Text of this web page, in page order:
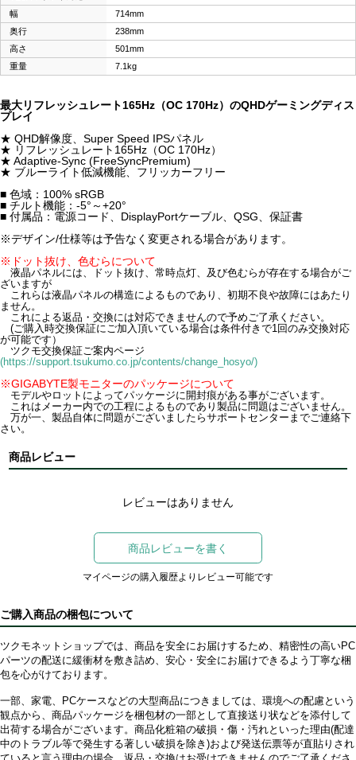
幅
714mm
奥行
238mm
高さ
501mm
重量
7.1kg
最大リフレッシュレート165Hz（OC 170Hz）のQHDゲーミングディス
プレイ
★ QHD解像度、Super Speed IPSパネル
★ リフレッシュレート165Hz（OC 170Hz）
★ Adaptive-Sync (FreeSyncPremium)
★ ブルーライト低減機能、フリッカーフリー
■ 色域：100% sRGB
■ チルト機能：-5°～+20°
■ 付属品：電源コード、DisplayPortケーブル、QSG、保証書
※デザイン/仕様等は予告なく変更される場合があります。
※ドット抜け、色むらについて
液晶パネルには、ドット抜け、常時点灯、及び色むらが存在する場合がご
ざいますが
これらは液晶パネルの構造によるものであり、初期不良や故障にはあたり
ません。
これによる返品・交換には対応できませんので予めご了承ください。
(ご購入時交換保証にご加入頂いている場合は条件付きで1回のみ交換対応
が可能です）
ツクモ交換保証ご案内ページ
(https://support.tsukumo.co.jp/contents/change_hosyo/)
※GIGABYTE製モニターのパッケージについて
モデルやロットによってパッケージに開封痕がある事がございます。
これはメーカー内での工程によるものであり製品に問題はございません。
万が一、製品自体に問題がございましたらサポートセンターまでご連絡下
さい。
商品レビュー
レビューはありません
商品レビューを書く
マイページの購入履歴よりレビュー可能です
ご購入商品の梱包について
ツクモネットショップでは、商品を安全にお届けするため、精密性の高いPC
パーツの配送に緩衝材を敷き詰め、安心・安全にお届けできるよう丁寧な梱
包を心がけております。
一部、家電、PCケースなどの大型商品につきましては、環境への配慮という
観点から、商品パッケージを梱包材の一部として直接送り状などを添付して
出荷する場合がございます。商品化粧箱の破損・傷・汚れといった理由(配達
中のトラブル等で発生する著しい破損を除き)および発送伝票等が直貼りされ